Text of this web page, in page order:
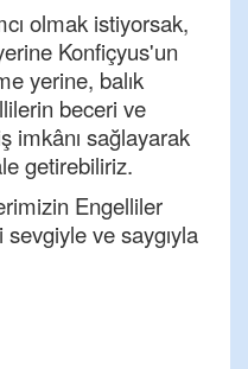
olmak istiyorsak,
Konfiçyus'un
yerine, balık
beceri ve
imkânı sağlayarak
getirebiliriz.
Engelliler
sevgiyle ve saygıyla